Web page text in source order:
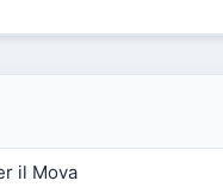
il Mova